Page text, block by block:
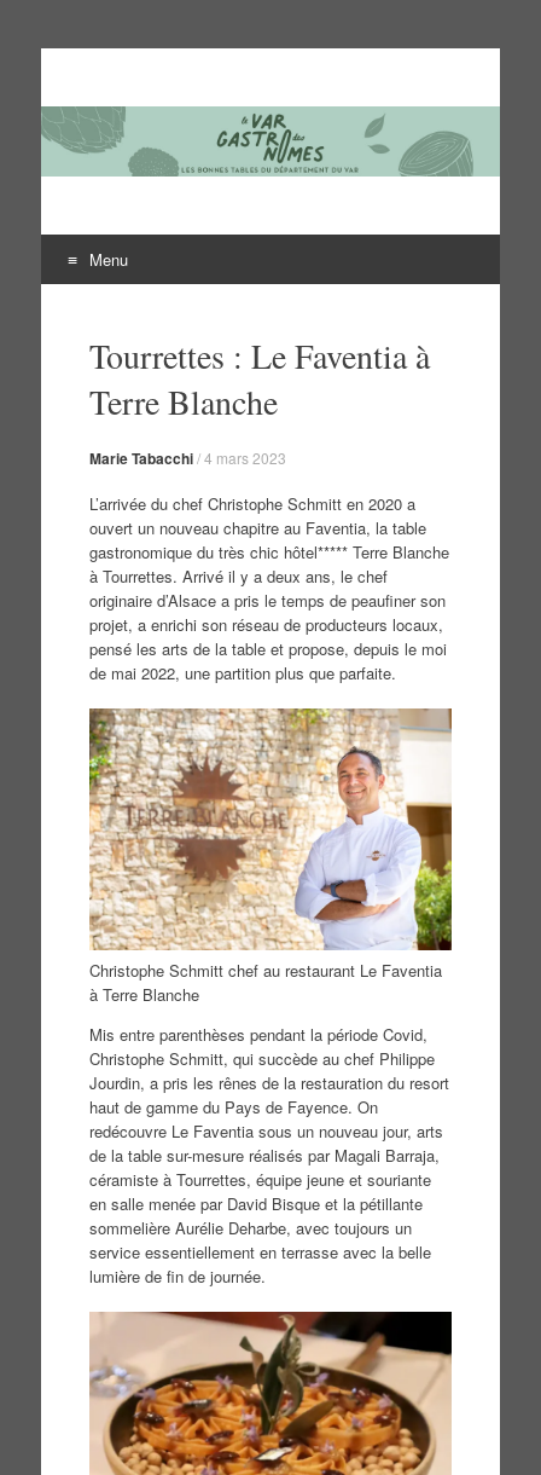
Le Var des gastronomes
Les bonnes tables du département du Var
Menu
contenuTourrettes : Le Faventia à
Terre Blanche
Marie Tabacchi/4 mars 2023
L’arrivée du chef Christophe Schmitt en 2020 a
ouvert un nouveau chapitre au Faventia, la table
gastronomique du très chic hôtel***** Terre Blanche
à Tourrettes. Arrivé il y a deux ans, le chef
originaire d’Alsace a pris le temps de peaufiner son
projet, a enrichi son réseau de producteurs locaux,
pensé les arts de la table et propose, depuis le moi
de mai 2022, une partition plus que parfaite.
Christophe Schmitt chef au restaurant Le Faventia
à Terre Blanche
Mis entre parenthèses pendant la période Covid,
Christophe Schmitt, qui succède au chef Philippe
Jourdin, a pris les rênes de la restauration du resort
haut de gamme du Pays de Fayence. On
redécouvre Le Faventia sous un nouveau jour, arts
de la table sur-mesure réalisés par Magali Barraja,
céramiste à Tourrettes, équipe jeune et souriante
en salle menée par David Bisque et la pétillante
sommelière Aurélie Deharbe, avec toujours un
service essentiellement en terrasse avec la belle
lumière de fin de journée.